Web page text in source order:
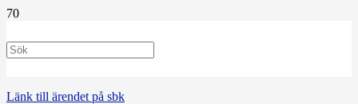
Länk till ärendet på sbk